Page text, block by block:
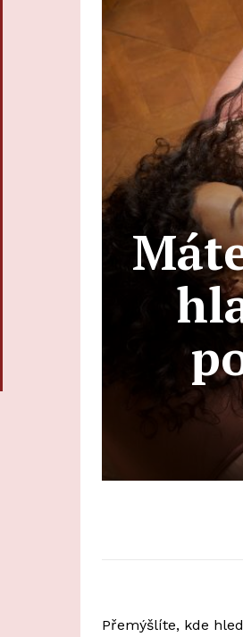
Přemýšlíte, kde